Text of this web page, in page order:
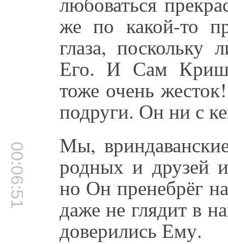
же по какой-то
глаза, поскольку
Его. И Сам
тоже очень
подруги. Он ни с
00:06:51 Мы,
родных и друзей
но Он пренебрёг
даже не глядит в
доверились Ему.